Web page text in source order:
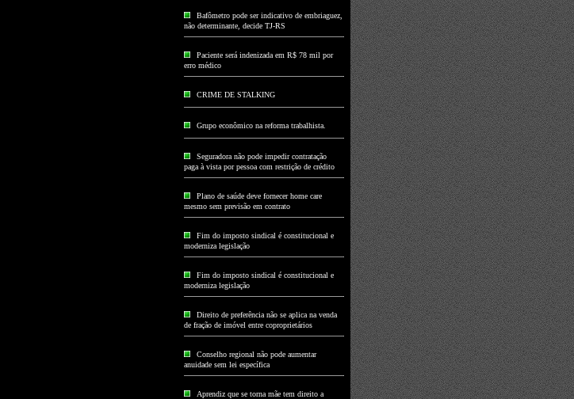
Bafômetro pode ser indicativo de embriaguez,
não determinante, decide TJ-RS
Paciente será indenizada em R$ 78 mil por
erro médico
CRIME DE STALKING
Grupo econômico na reforma trabalhista.
Seguradora não pode impedir contratação
paga à vista por pessoa com restrição de crédito
Plano de saúde deve fornecer home care
mesmo sem previsão em contrato
Fim do imposto sindical é constitucional e
moderniza legislação
Fim do imposto sindical é constitucional e
moderniza legislação
Direito de preferência não se aplica na venda
de fração de imóvel entre coproprietários
Conselho regional não pode aumentar
anuidade sem lei específica
Aprendiz que se torna mãe tem direito a